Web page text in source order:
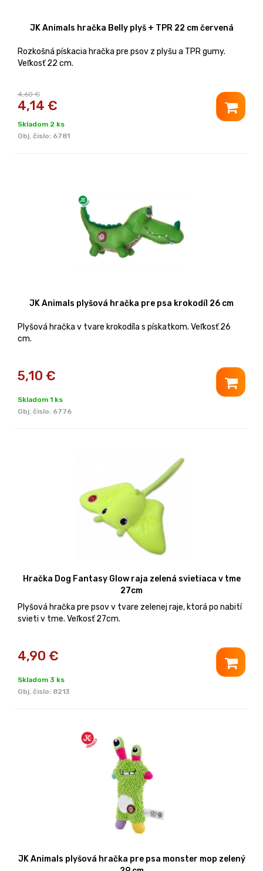
JK Animals hračka Belly plyš + TPR 22 cm červená
Rozkošná pískacia hračka pre psov z plyšu a TPR gumy.
Veľkosť 22 cm.
4,60 €
4,14 €
Skladom 2 ks
Obj. čislo: 6781
JK Animals plyšová hračka pre psa krokodíl 26 cm
Plyšová hračka v tvare krokodíla s pískatkom. Veľkosť 26
cm.
5,10 €
Skladom 1 ks
Obj. čislo: 6776
Hračka Dog Fantasy Glow raja zelená svietiaca v tme
27cm
Plyšová hračka pre psov v tvare zelenej raje, ktorá po nabití
svieti v tme. Veľkosť 27cm.
4,90 €
Skladom 3 ks
Obj. čislo: 8213
JK Animals plyšová hračka pre psa monster mop zelený